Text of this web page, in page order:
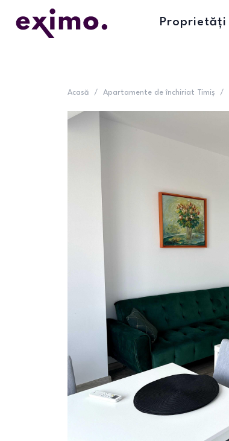
Proprietăți
Acasă / Apartamente de închiriat Timiș /